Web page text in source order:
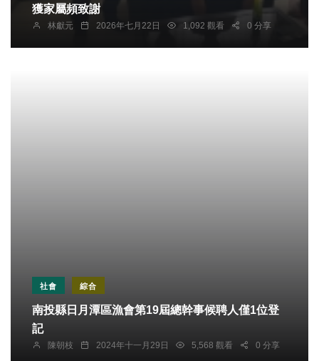
獲家屬頻致謝
林獻元 2026年七月22日 1,092 觀看 0 分享
社會 綜合
南投縣日月潭區漁會第19屆總幹事候聘人僅1位登
記
陳朝枝 2024年十一月29日 5,568 觀看 0 分享